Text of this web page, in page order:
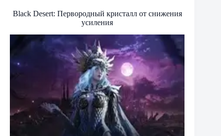
Black Desert: Первородный кристалл от снижения
усиления